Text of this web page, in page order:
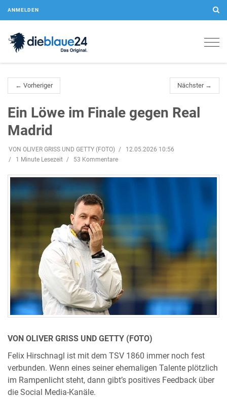
ANMELDEN
← Vorheriger Nächster →
Ein Löwe im Finale gegen Real
Madrid
VON OLIVER GRISS UND GETTY (FOTO)
12.05.2026 10:56
1 Minute Lesezeit
53 Kommentare
VON OLIVER GRISS UND GETTY (FOTO)
Felix Hirschnagl ist mit dem TSV 1860 immer noch fest
verbunden. Wenn eines seiner ehemaligen Talente plötzlich
im Rampenlicht steht, dann gibt’s positives Feedback über
die Social Media-Kanäle.